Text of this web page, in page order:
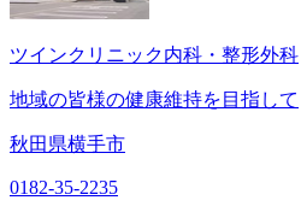
ツインクリニック内科・整形外科
地域の皆様の健康維持を目指して
秋田県横手市
0182-35-2235